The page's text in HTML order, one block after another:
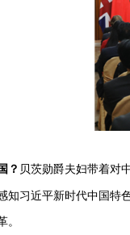
？ 贝茨勋爵夫妇带着对
知习近平新时代中国
。